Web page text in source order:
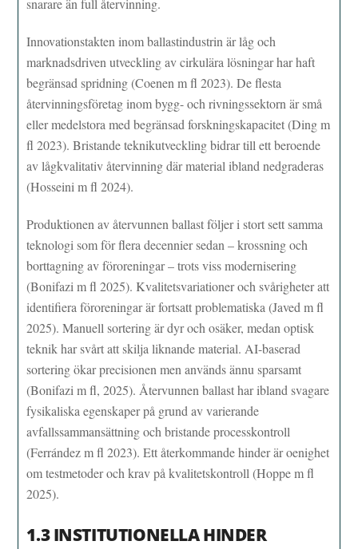
snarare än full återvinning.
Innovationstakten inom ballastindustrin är låg och
marknadsdriven utveckling av cirkulära lösningar har haft
begränsad spridning (Coenen m fl 2023). De flesta
återvinningsföretag inom bygg- och rivningssektorn är små
eller medelstora med begränsad forskningskapacitet (Ding m
fl 2023). Bristande teknikutveckling bidrar till ett beroende
av lågkvalitativ återvinning där material ibland nedgraderas
(Hosseini m fl 2024).
Produktionen av återvunnen ballast följer i stort sett samma
teknologi som för flera decennier sedan – krossning och
borttagning av föroreningar – trots viss modernisering
(Bonifazi m fl 2025). Kvalitetsvariationer och svårigheter att
identifiera föroreningar är fortsatt problematiska (Javed m fl
2025). Manuell sortering är dyr och osäker, medan optisk
teknik har svårt att skilja liknande material. AI-baserad
sortering ökar precisionen men används ännu sparsamt
(Bonifazi m fl, 2025). Återvunnen ballast har ibland svagare
fysikaliska egenskaper på grund av varierande
avfallssammansättning och bristande processkontroll
(Ferrández m fl 2023). Ett återkommande hinder är oenighet
om testmetoder och krav på kvalitetskontroll (Hoppe m fl
2025).
1.3 INSTITUTIONELLA HINDER